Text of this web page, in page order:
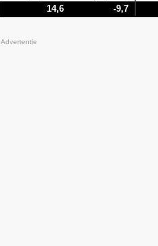
14,6 -9,7
Advertentie